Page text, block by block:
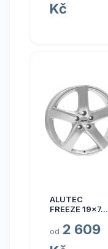
Kč
ALUTEC
FREEZE 19x7.5
od 2 609